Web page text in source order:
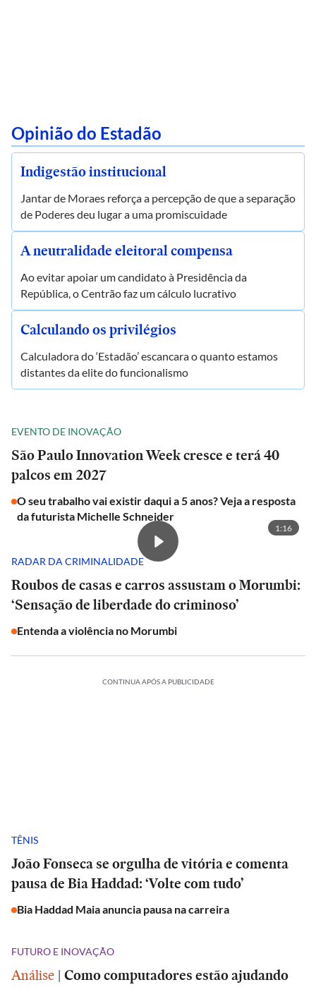
Opinião do Estadão
Indigestão institucional
Jantar de Moraes reforça a percepção de que a separação
de Poderes deu lugar a uma promiscuidade
A neutralidade eleitoral compensa
Ao evitar apoiar um candidato à Presidência da
República, o Centrão faz um cálculo lucrativo
Calculando os privilégios
Calculadora do ‘Estadão’ escancara o quanto estamos
distantes da elite do funcionalismo
EVENTO DE INOVAÇÃO
São Paulo Innovation Week cresce e terá 40
palcos em 2027
O seu trabalho vai existir daqui a 5 anos? Veja a resposta
da futurista Michelle Schneider
1:16
RADAR DA CRIMINALIDADE
Roubos de casas e carros assustam o Morumbi:
‘Sensação de liberdade do criminoso’
Entenda a violência no Morumbi
CONTINUA APÓS A PUBLICIDADE
TÊNIS
João Fonseca se orgulha de vitória e comenta
pausa de Bia Haddad: ‘Volte com tudo’
Bia Haddad Maia anuncia pausa na carreira
FUTURO E INOVAÇÃO
Análise | Como computadores estão ajudando